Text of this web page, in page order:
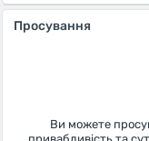
Просування
Ви можете